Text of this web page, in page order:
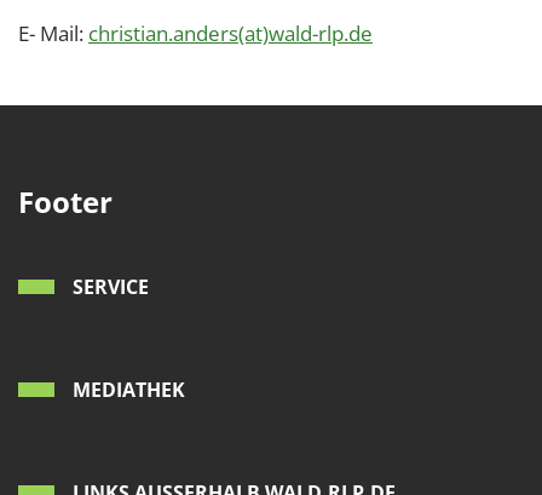
E- Mail: christian.anders(at)wald-rlp.de
Footer
SERVICE
MEDIATHEK